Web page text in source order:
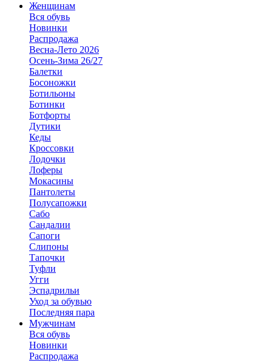
Женщинам
Вся обувь
Новинки
Распродажа
Весна-Лето 2026
Осень-Зима 26/27
Балетки
Босоножки
Ботильоны
Ботинки
Ботфорты
Дутики
Кеды
Кроссовки
Лодочки
Лоферы
Мокасины
Пантолеты
Полусапожки
Сабо
Сандалии
Сапоги
Слипоны
Тапочки
Туфли
Угги
Эспадрильи
Уход за обувью
Последняя пара
Мужчинам
Вся обувь
Новинки
Распродажа